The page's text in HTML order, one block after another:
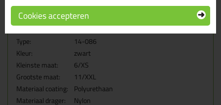
Details
Model:
PU-Flex
Type:
14-086
Kleur:
zwart
Kleinste maat:
6/XS
Grootste maat:
11/XXL
Materiaal coating: Polyurethaan
Materiaal drager:
Nylon
Cookies accepteren